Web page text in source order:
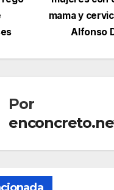
mama y
Alfonso
Por